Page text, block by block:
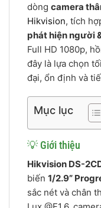
dòng camera
Hikvision, tích
phát hiện người
Full HD 1080p,
đây là lựa chọn
đại, ổn định và
Mục lục
💡 Giới thiệu
Hikvision DS-
biến 1/2.9”
sắc nét và chân